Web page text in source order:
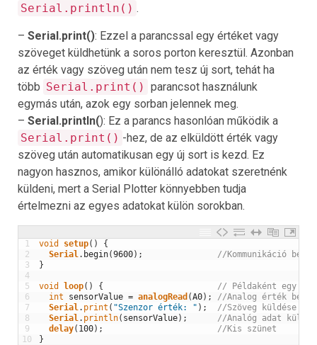
Serial.println() .
– Serial.print(): Ezzel a parancssal egy értéket vagy
szöveget küldhetünk a soros porton keresztül. Azonban
az érték vagy szöveg után nem tesz új sort, tehát ha
több Serial.print() parancsot használunk
egymás után, azok egy sorban jelennek meg.
– Serial.println(): Ez a parancs hasonlóan működik a
Serial.print() -hez, de az elküldött érték vagy
szöveg után automatikusan egy új sort is kezd. Ez
nagyon hasznos, amikor különálló adatokat szeretnénk
küldeni, mert a Serial Plotter könnyebben tudja
értelmezni az egyes adatokat külön sorokban.
1
2
3
4
5
6
7
8
9
10
void setup( )
{
Serial . begin(9600) ;
//Kommunikáció
}
void loop( ) {
// Példaként egy
int
sensorValue = analogRead (A0) ;
//Analog érték
Serial . print ( "Szenzor érték: " ) ;
//Szöveg küldése a
Serial . println( sensorValue) ;
//Analóg adat
delay( 100) ;
//Kis szünet
}